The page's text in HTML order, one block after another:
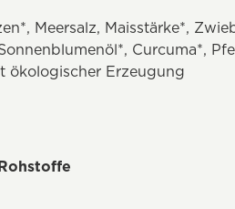
Meersalz, Maisstärke*,
Curcuma*,
ökologischer Erzeugung